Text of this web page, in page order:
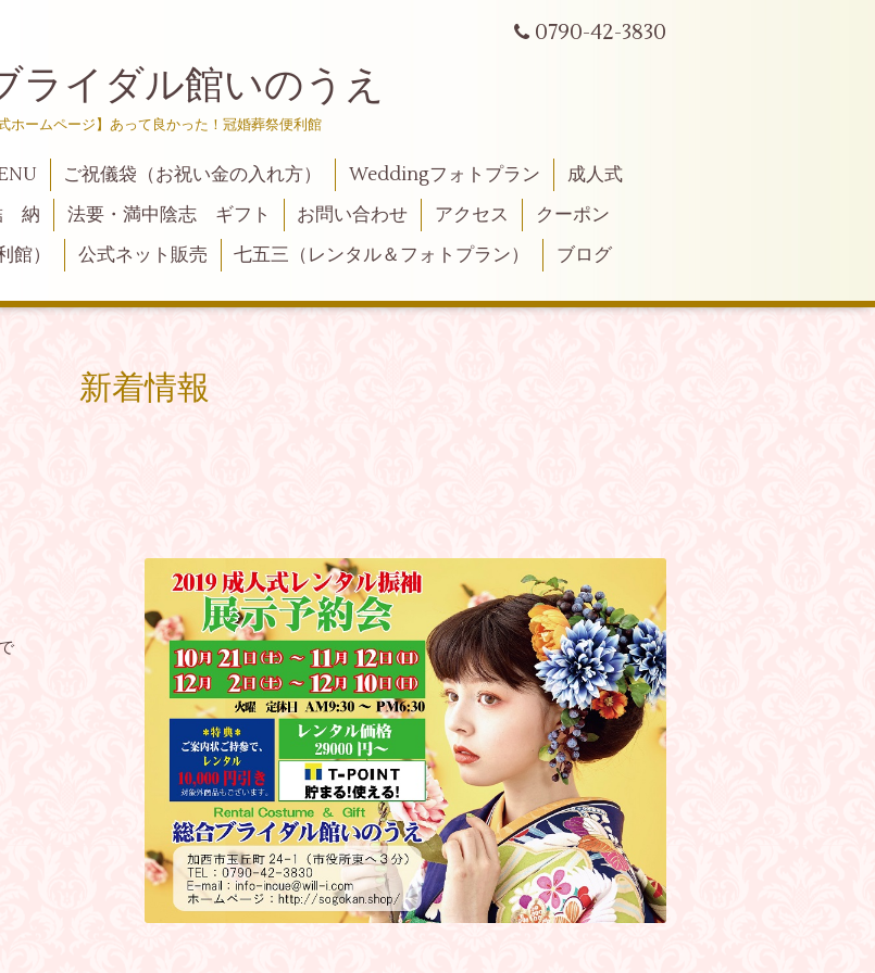
0790-42-3830
ライダル館いのうえ
式ホームページ】あって良かった！冠婚葬祭便利館
ご祝儀袋（お祝い金の入れ方） Weddingフォトプラン
成人式
納 法要・満中陰志 ギフト お問い合わせ アクセス
クーポン
）
公式ネット販売 七五三（レンタル＆フォトプラン） ブログ
新着情報